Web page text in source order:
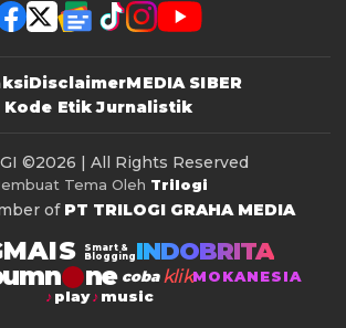
DisclaimerMEDIA SIBER
Kode Etik Jurnalistik
©2026 | All Rights Reserved
Tema Oleh Trilogi
of PT TRILOGI GRAHA MEDIA
Smart &
Blogging INDOBRITA
coba klikMOKANESIA
play
music